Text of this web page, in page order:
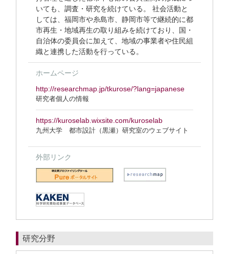
いても、調査・研究を続けている。 社会活動と
しては、福岡市や糸島市、静岡市等で継続的に都
市再生・地域再生の取り組みを続けており、国・
自治体の委員会に加えて、地域の事業者や住民組
織と連携した活動を行っている。
ホームページ
http://researchmap.jp/tkurose/?lang=japanese
研究者個人の情報
https://kuroselab.wixsite.com/kuroselab
九州大学 都市設計（黒瀬）研究室のウェブサイト
外部リンク
研究分野